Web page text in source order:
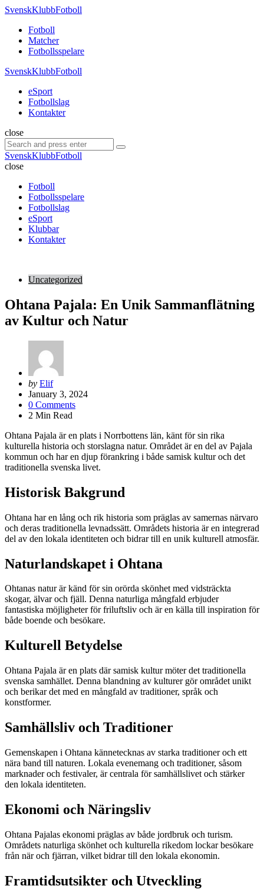
Menu
SvenskKlubbFotboll
Menu
Fotboll
Matcher
Fotbollsspelare
SvenskKlubbFotboll
eSport
Fotbollslag
Kontakter
Search
close
Search
for:
Search
SvenskKlubbFotboll
close
Fotboll
Fotbollsspelare
Fotbollslag
eSport
Klubbar
Kontakter
Uncategorized
Ohtana Pajala: En Unik Sammanflätning
av Kultur och Natur
Posted
by
by Elif
January 3, 2024
0 Comments
2 Min Read
Ohtana Pajala är en plats i Norrbottens län, känt för sin rika
kulturella historia och storslagna natur. Området är en del av Pajala
kommun och har en djup förankring i både samisk kultur och det
traditionella svenska livet.
Historisk Bakgrund
Ohtana har en lång och rik historia som präglas av samernas närvaro
och deras traditionella levnadssätt. Områdets historia är en integrerad
del av den lokala identiteten och bidrar till en unik kulturell atmosfär.
Naturlandskapet i Ohtana
Ohtanas natur är känd för sin orörda skönhet med vidsträckta
skogar, älvar och fjäll. Denna naturliga mångfald erbjuder
fantastiska möjligheter för friluftsliv och är en källa till inspiration för
både boende och besökare.
Kulturell Betydelse
Ohtana Pajala är en plats där samisk kultur möter det traditionella
svenska samhället. Denna blandning av kulturer gör området unikt
och berikar det med en mångfald av traditioner, språk och
konstformer.
Samhällsliv och Traditioner
Gemenskapen i Ohtana kännetecknas av starka traditioner och ett
nära band till naturen. Lokala evenemang och traditioner, såsom
marknader och festivaler, är centrala för samhällslivet och stärker
den lokala identiteten.
Ekonomi och Näringsliv
Ohtana Pajalas ekonomi präglas av både jordbruk och turism.
Områdets naturliga skönhet och kulturella rikedom lockar besökare
från när och fjärran, vilket bidrar till den lokala ekonomin.
Framtidsutsikter och Utveckling